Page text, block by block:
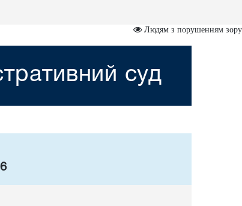
Людям з порушенням зору
суд